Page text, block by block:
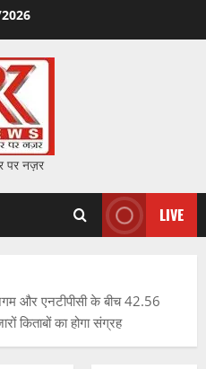
पर नज़र
LIVE
और एनटीपीसी के बीच 42.56
किताबों का होगा संग्रह